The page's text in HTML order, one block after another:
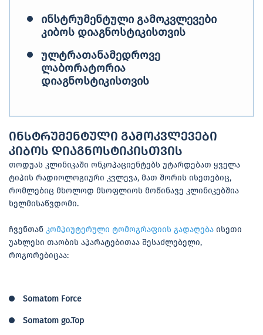
ინსტრუმენტული გამოკვლევები
კიბოს დიაგნოსტიკისთვის
ულტრათანამედროვე
ლაბორატორია
დიაგნოსტიკისთვის
ინსტრუმენტული გამოკვლევები
კიბოს დიაგნოსტიკისთვის
თოდუას კლინიკაში ონკოპაციენტებს უტარდებათ ყველა
ტიპის რადიოლოგიური კვლევა, მათ შორის ისეთებიც,
რომლებიც მხოლოდ მსოფლიოს მოწინავე კლინიკებშია
ხელმისაწვდომი.
ჩვენთან კომპიუტერული ტომოგრაფიის გადაღება ისეთი
უახლესი თაობის აპარატებითაა შესაძლებელი,
როგორებიცაა:
Somatom Force
Somatom go.Top